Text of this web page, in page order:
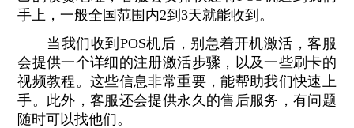
手上，一般全国范围内2到3天就能收到。
当我们收到POS机后，别急着开机激活，客服
会提供一个详细的注册激活步骤，以及一些刷卡的
视频教程。这些信息非常重要，能帮助我们快速上
手。此外，客服还会提供永久的售后服务，有问题
随时可以找他们。